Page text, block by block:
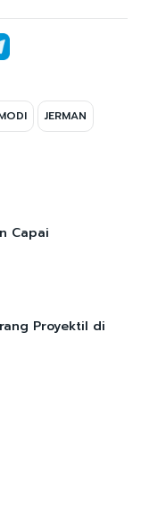
JERMAN
Capai
Proyektil di